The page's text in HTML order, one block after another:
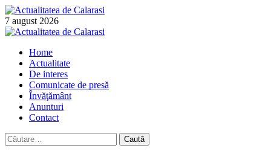
Skip
to
content
7 august 2026
Primary
Home
Actualitate
De interes
Comunicate de presă
Învăţământ
Anunturi
Contact
Caută
după: